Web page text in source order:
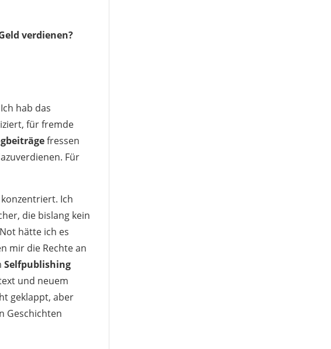
verdienen?
hab das
für fremde
fressen
Für
Ich
die bislang kein
hätte ich es
mir die Rechte an
Selfpublishing
und neuem
geklappt, aber
Geschichten